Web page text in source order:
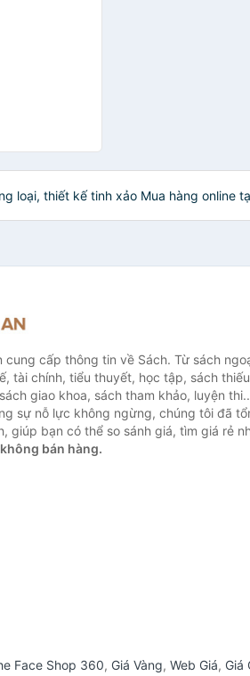
loại, thiết kế tinh xảo Mua hàng
cung cấp thông tin về Sách. Từ sách
tài chính, tiểu thuyết, học tập, sách
giao khoa, sách tham khảo, luyện
sự nỗ lực không ngừng, chúng tôi đã
giúp bạn có thể so sánh giá, tìm giá rẻ
bán hàng.
Face Shop 360, Giá Vàng, Web Giá, Giá